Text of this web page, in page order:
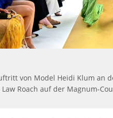
von Model Heidi Klum an
Roach auf der Magnum-